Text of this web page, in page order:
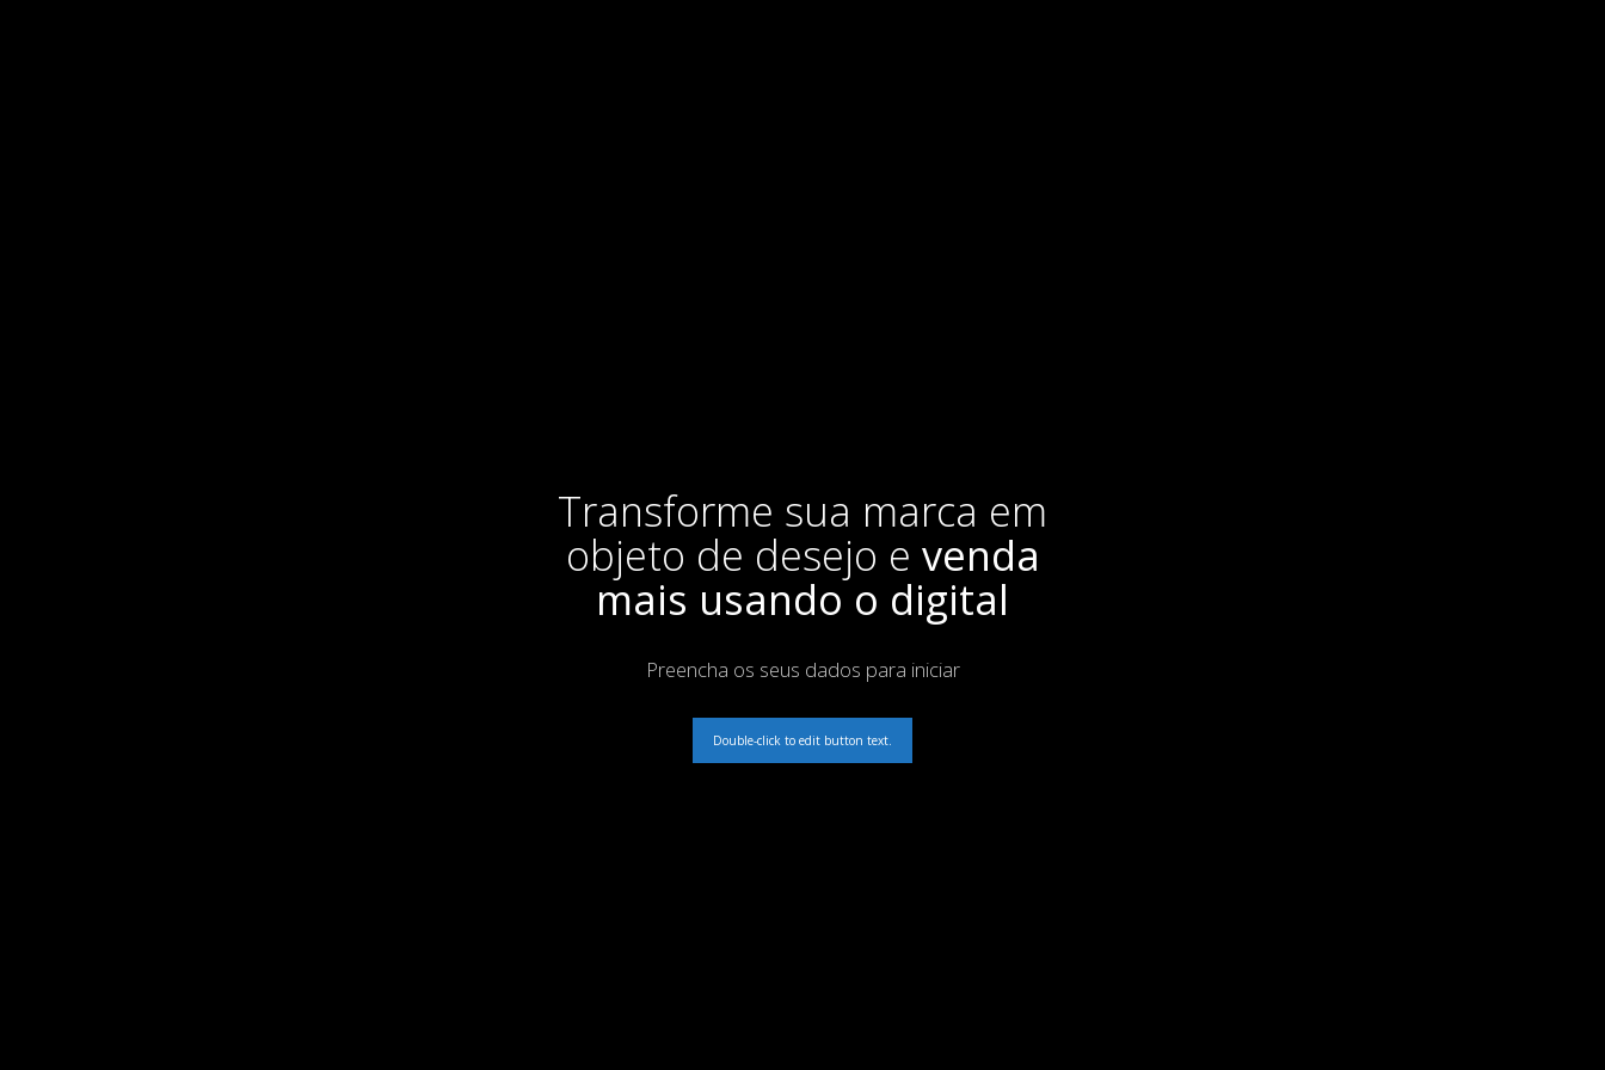
Transforme sua marca em
objeto de desejo e venda
mais usando o digital
Preencha os seus dados para iniciar
Double-click to edit button text.